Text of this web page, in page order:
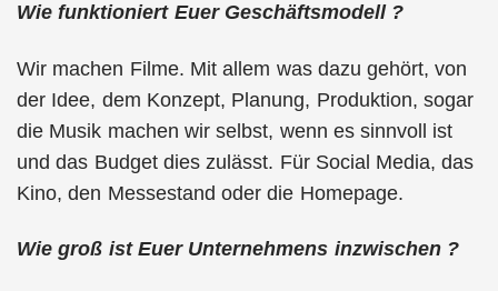
Wie funktioniert Euer Geschäftsmodell ?
Wir machen Filme. Mit allem was dazu gehört, von
der Idee, dem Konzept, Planung, Produktion, sogar
die Musik machen wir selbst, wenn es sinnvoll ist
und das Budget dies zulässt. Für Social Media, das
Kino, den Messestand oder die Homepage.
Wie groß ist Euer Unternehmens inzwischen ?